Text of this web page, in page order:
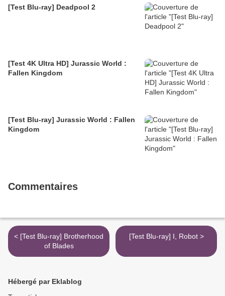
[Test Blu-ray] Deadpool 2
[Test 4K Ultra HD] Jurassic World :
Fallen Kingdom
[Test Blu-ray] Jurassic World : Fallen
Kingdom
Commentaires
< [Test Blu-ray] Brotherhood
of Blades
[Test Blu-ray] I, Robot >
Hébergé par Eklablog